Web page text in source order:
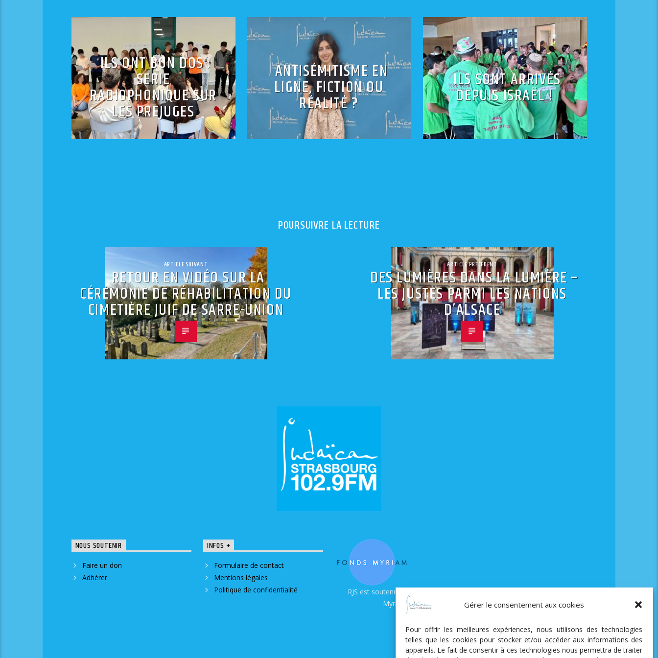
Gérer le consentement aux cookies
Pour offrir les meilleures expériences, nous utilisons des technologies
telles que les cookies pour stocker et/ou accéder aux informations des
appareils. Le fait de consentir à ces technologies nous permettra de traiter
ILS ONT BON DOS :
SERIE
RADIOPHONIQUE SUR
LES PREJUGES
ANTISÉMITISME EN
LIGNE, FICTION OU
RÉALITÉ ?
ILS SONT ARRIVÉS
DEPUIS ISRAËL !
POURSUIVRE LA LECTURE
ARTICLE SUIVANT
RETOUR EN VIDÉO SUR LA
CÉRÉMONIE DE RÉHABILITATION DU
CIMETIÈRE JUIF DE SARRE-UNION
ARTICLE PRÉCÉDENT
DES LUMIÈRES DANS LA LUMIÈRE –
LES JUSTES PARMI LES NATIONS
D’ALSACE
NOUS SOUTENIR
Faire un don
Adhérer
INFOS +
Formulaire de contact
Mentions légales
Politique de confidentialité
RJS est soutenue par le Fonds
Myriam